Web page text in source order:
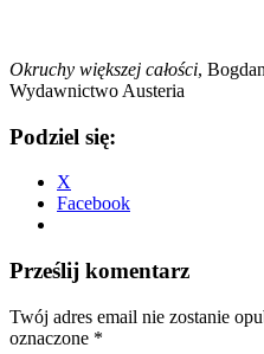
Okruchy większej całości,
Wydawnictwo Austeria
Podziel się:
X
Facebook
Prześlij komentarz
Twój adres email nie zostanie
oznaczone *